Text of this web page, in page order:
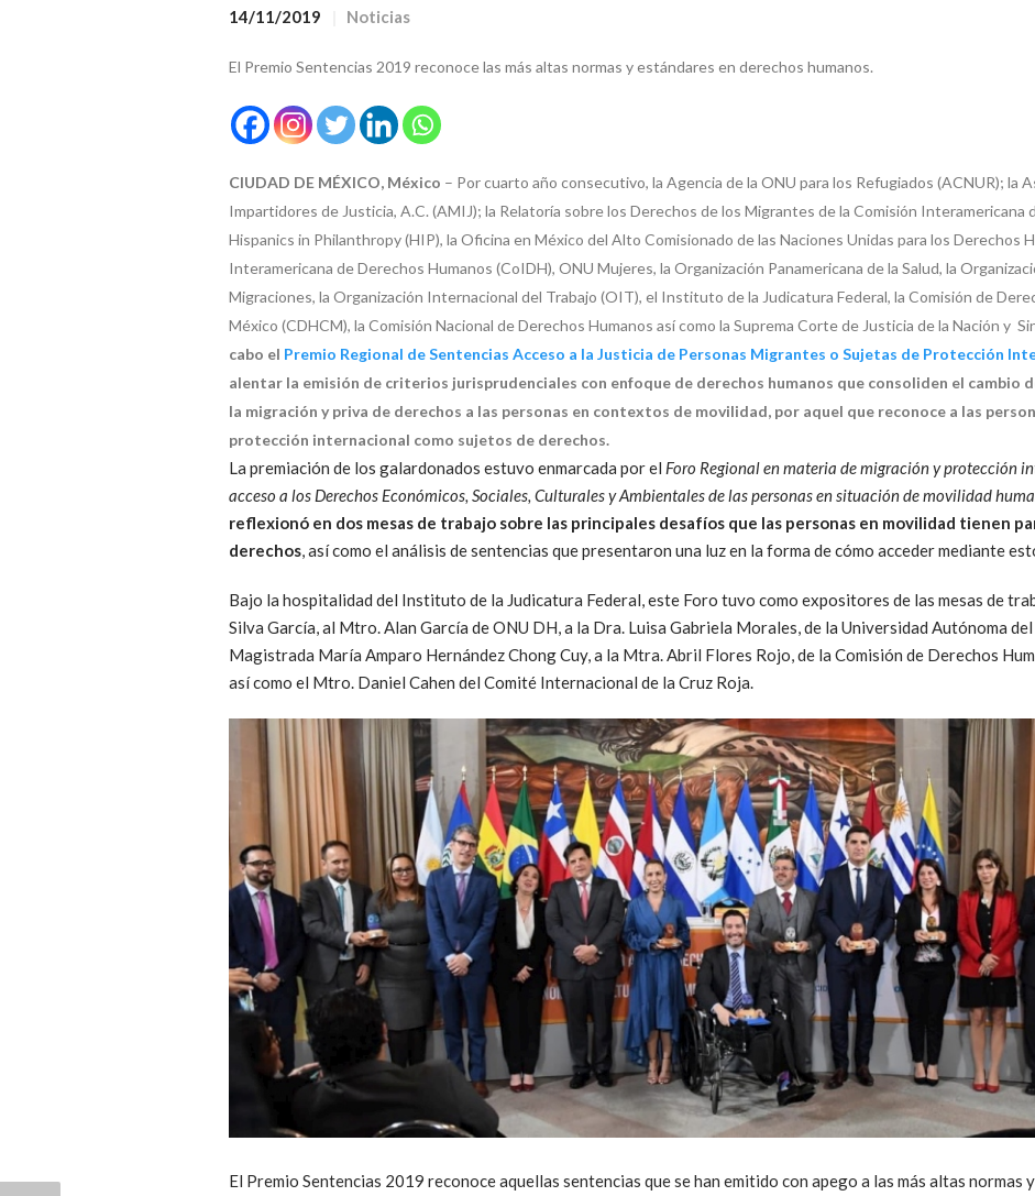
14/11/2019 Noticias
El Premio Sentencias 2019 reconoce las más altas normas y estándares en derechos humanos.
CIUDAD DE MÉXICO, México – Por cuarto año consecutivo, la Agencia de la ONU para los Refugiados (ACNUR); la
Impartidores de Justicia, A.C. (AMIJ); la Relatoría sobre los Derechos de los Migrantes de la Comisión Interamericana
Hispanics in Philanthropy (HIP), la Oficina en México del Alto Comisionado de las Naciones Unidas para los Derechos
Interamericana de Derechos Humanos (CoIDH), ONU Mujeres, la Organización Panamericana de la Salud, la
Migraciones, la Organización Internacional del Trabajo (OIT), el Instituto de la Judicatura Federal, la Comisión de
México (CDHCM), la Comisión Nacional de Derechos Humanos así como la Suprema Corte de Justicia de la Nación y
cabo el Premio Regional de Sentencias Acceso a la Justicia de Personas Migrantes o Sujetas de Protección
alentar la emisión de criterios jurisprudenciales con enfoque de derechos humanos que consoliden el cambio
la migración y priva de derechos a las personas en contextos de movilidad, por aquel que reconoce a las
protección internacional como sujetos de derechos.
La premiación de los galardonados estuvo enmarcada por el Foro Regional en materia de migración y protección
acceso a los Derechos Económicos, Sociales, Culturales y Ambientales de las personas en situación de movilidad
reflexionó en dos mesas de trabajo sobre las principales desafíos que las personas en movilidad tienen
derechos, así como el análisis de sentencias que presentaron una luz en la forma de cómo acceder mediante
Bajo la hospitalidad del Instituto de la Judicatura Federal, este Foro tuvo como expositores de las mesas de
Silva García, al Mtro. Alan García de ONU DH, a la Dra. Luisa Gabriela Morales, de la Universidad Autónoma
Magistrada María Amparo Hernández Chong Cuy, a la Mtra. Abril Flores Rojo, de la Comisión de Derechos
así como el Mtro. Daniel Cahen del Comité Internacional de la Cruz Roja.
El Premio Sentencias 2019 reconoce aquellas sentencias que se han emitido con apego a las más altas normas